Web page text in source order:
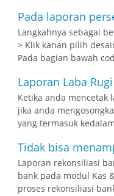
Pada laporan
Langkahnya sebagai
> Klik kanan pilih
Pada bagian
Laporan Laba
Ketika anda
jika anda
yang termasuk
Tidak bisa
Laporan rekonsiliasi
bank pada modul Kas
proses rekonsiliasi